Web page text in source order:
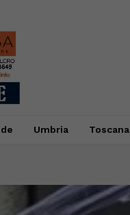
Umbria Toscana